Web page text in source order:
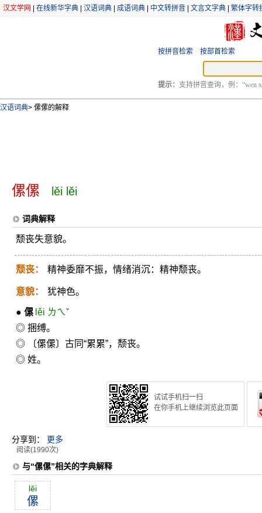
汉文学网 在线新华字典 汉语词典 成语词典 中文转拼音 文言文字典 繁体字转
按拼音检索 按部首检索
提示： 支持拼音查询，例：“wen
汉语词典> 傫傫的解释
傫傫 lěi lěi
词典解释
颓丧失意貌。
颓丧： 精神委靡不振，情绪消沉：精神颓丧。
意貌： 犹神色。
● 傫 lěi ㄌㄟˇ
◎ 捆缚。
◎ 〔傫傫〕古同“累累”，颓丧。
◎ 姓。
试试手机扫一扫
在你手机上继续浏览此页面
分享到： 更多
阅读(1990次)
与“傫傫”相关的字典解释
lĕi
傫